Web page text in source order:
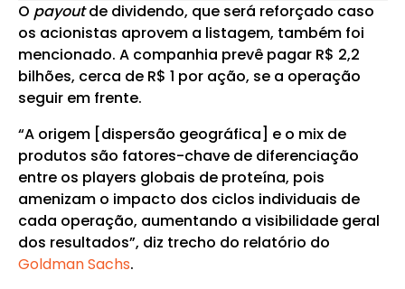
O payoutde dividendo, que será reforçado caso
os acionistas aprovem a listagem, também foi
mencionado. A companhia prevê pagar R$ 2,2
bilhões, cerca de R$ 1 por ação, se a operação
seguir em frente.
“A origem [dispersão geográfica] e o mix de
produtos são fatores-chave de diferenciação
entre os players globais de proteína, pois
amenizam o impacto dos ciclos individuais de
cada operação, aumentando a visibilidade geral
dos resultados”, diz trecho do relatório do
Goldman Sachs.